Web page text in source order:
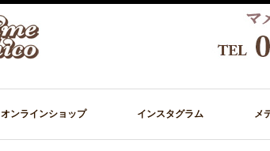
オンラインショップ インスタグラム メ